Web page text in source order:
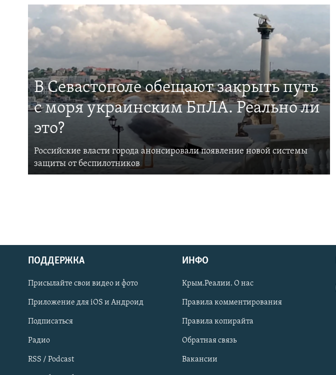
Українською
Qırımtatar
ПРИСОЕДИНЯЙТЕСЬ!
В Севастополе обещают закрыть путь
с моря украинским БпЛА. Реально ли
это?
Российские власти города анонсировали появление новой системы
защиты от беспилотников
ПОДДЕРЖКА
Присылайте свои видео и фото
Приложение для iOS и Андроид
Подписаться
Радио
RSS / Podcast
ИНФО
Крым.Реалии. О нас
Правила комментирования
Правила копирайта
Обратная связь
Вакансии